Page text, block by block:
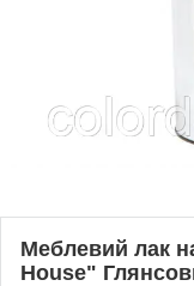
Меблевий лак
House"